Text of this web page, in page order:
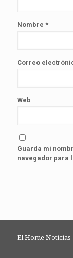
Nombre *
Correo
Web
Guarda mi
navegador para
El Home Noticias